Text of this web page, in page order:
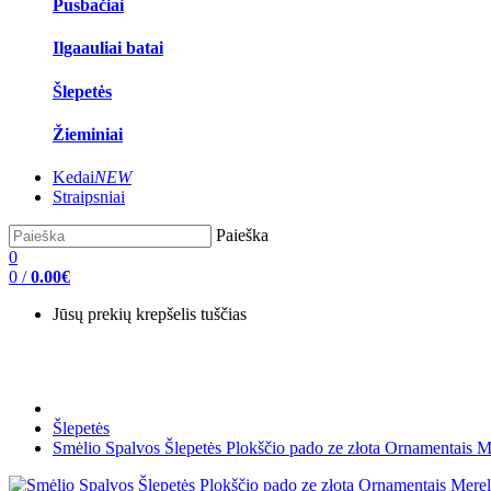
Pusbačiai
Ilgaauliai batai
Šlepetės
Žieminiai
KedaiNEW
Straipsniai
Paieška
0
0 / 0.00€
Jūsų prekių krepšelis tuščias
Šlepetės
Smėlio Spalvos Šlepetės Plokščio pado ze złota Ornamentais